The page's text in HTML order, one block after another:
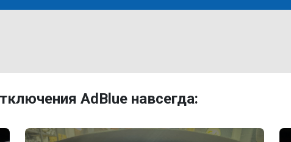
AdBlue навсегда: